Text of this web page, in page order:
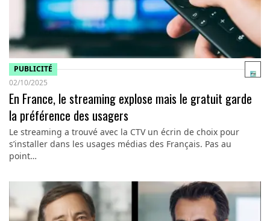
PUBLICITÉ
02/10/2025
En France, le streaming explose mais le gratuit garde
la préférence des usagers
Le streaming a trouvé avec la CTV un écrin de choix pour
s’installer dans les usages médias des Français. Pas au
point…